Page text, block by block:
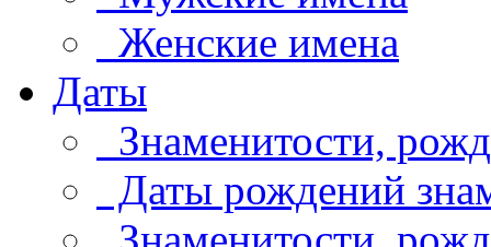
Женские имена
Даты
Знаменитости,
Даты рождений